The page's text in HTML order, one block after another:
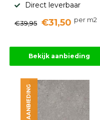
Direct leverbaar
€39,95 €31,50 per m2
Bekijk aanbieding
AANBIEDING